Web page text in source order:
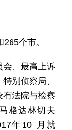
个市。
会、最高上诉
别侦察局、
有法院与检察
格达林切夫
年10 月就